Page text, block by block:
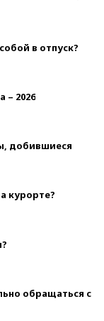
в отпуск?
– 2026
добившиеся
курорте?
обращаться с